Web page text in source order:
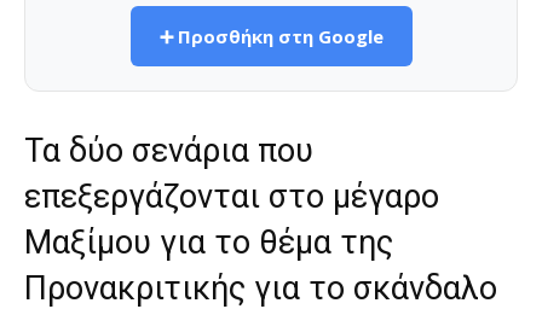
➕ Προσθήκη στη Google
Τα δύο σενάρια που
επεξεργάζονται στο μέγαρο
Μαξίμου για το θέμα της
Προνακριτικής για το σκάνδαλο